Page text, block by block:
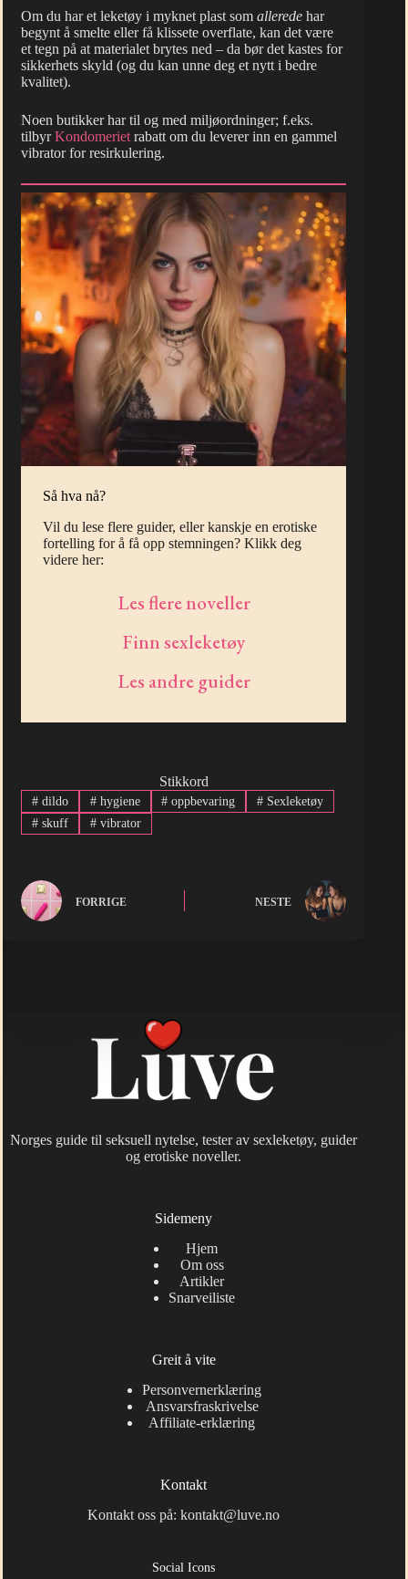
Om du har et leketøy i myknet plast som allerede har
begynt å smelte eller få klissete overflate, kan det være
et tegn på at materialet brytes ned – da bør det kastes for
sikkerhets skyld (og du kan unne deg et nytt i bedre
kvalitet).
Noen butikker har til og med miljøordninger; f.eks.
tilbyrKondomerietrabatt om du leverer inn en gammel
vibrator for resirkulering.
Så hva nå?
Vil du lese flere guider, eller kanskje en erotiske
fortelling for å få opp stemningen? Klikk deg
videre her:
Les flere noveller
Finn sexleketøy
Les andre guider
Stikkord
#dildo #hygiene # oppbevaring # Sexleketøy
#skuff #vibrator
FORRIGE NESTE
Norges guide til seksuell nytelse, tester av sexleketøy, guider
og erotiske noveller.
Sidemeny
Hjem
Om oss
Artikler
Snarveiliste
Greit å vite
Personvernerklæring
Ansvarsfraskrivelse
Affiliate-erklæring
Kontakt
Kontakt oss på: kontakt@luve.no
Social Icons